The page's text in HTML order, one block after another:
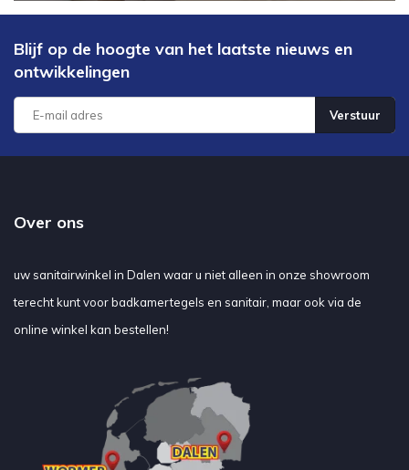
Blijf op de hoogte van het laatste nieuws en
ontwikkelingen
Verstuur
Over ons
uw sanitairwinkel in Dalen waar u niet alleen in onze showroom
terecht kunt voor badkamertegels en sanitair, maar ook via de
online winkel kan bestellen!